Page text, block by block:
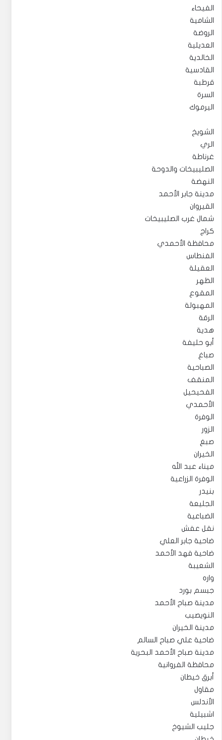
الفيحاء
الشامية
الروضة
العديلية
الخالدية
القادسية
قرطبة
السرة
اليرموك
الشويخ
الري
غرناطة
الصليبيخات والدوحة
النهضة
مدينة جابر الأحمد
القيروان
شمال غرب الصليبيخات
كراج
محافظة الأحمدي
الفنطاس
العقيلة
الظهر
المقوع
المهبولة
الرقة
هدية
أبو حليفة
صباغ
الصباحية
المنقف
الفحيحيل
الأحمدي
الوفرة
الزور
صبغ
الخيران
ميناء عبد الله
الوفرة الزراعية
بنيدر
الجليعة
الضباعية
نقل عفش
ضاحية جابر العلي
ضاحية فهد الأحمد
الشعيبة
واره
جبسم بورد
مدينة صباح الأحمد
النويصيب
مدينة الخيران
ضاحية علي صباح السالم
مدينة صباح الأحمد البحرية
محافظة الفروانية
أبرق خيطان
مقاول
الأندلس
اشبيلية
جليب الشيوخ